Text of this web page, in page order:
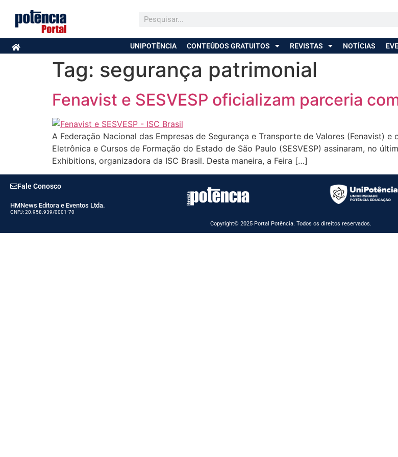
UNIPOTÊNCIA CONTEÚDOS GRATUITOS REVISTAS NOTÍCIAS
Tag: segurança patrimonial
Fenavist e SESVESP oficializam parceria
A Federação Nacional das Empresas de Segurança e Transporte de Valores (Fenavist)
Eletrônica e Cursos de Formação do Estado de São Paulo (SESVESP) assinaram, no
Exhibitions, organizadora da ISC Brasil. Desta maneira, a Feira […]
Fale Conosco
HMNews Editora e Eventos Ltda.
CNPJ: 20.958.939/0001-70
Copyright© 2025 Portal Potência. Todos os direitos reservados.